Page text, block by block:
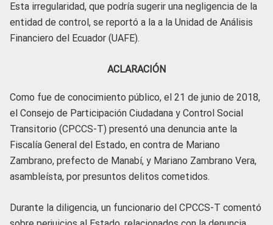
Esta irregularidad, que podría sugerir una negligencia de la
entidad de control, se reportó a la a la Unidad de Análisis
Financiero del Ecuador (UAFE).
ACLARACIÓN
Como fue de conocimiento público, el 21 de junio de 2018,
el Consejo de Participación Ciudadana y Control Social
Transitorio (CPCCS-T) presentó una denuncia ante la
Fiscalía General del Estado, en contra de Mariano
Zambrano, prefecto de Manabí, y Mariano Zambrano Vera,
asambleísta, por presuntos delitos cometidos.
Durante la diligencia, un funcionario del CPCCS-T comentó